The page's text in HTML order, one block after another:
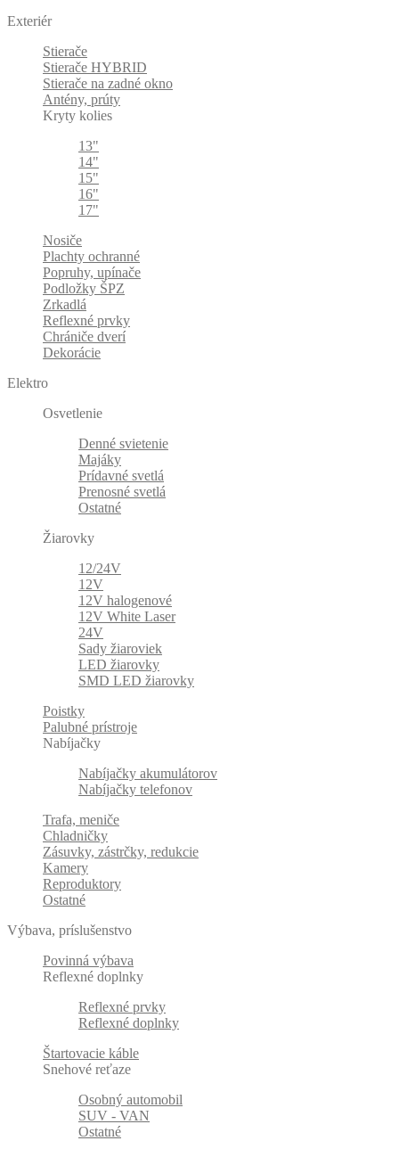
Exteriér
Stierače
Stierače HYBRID
Stierače na zadné okno
Antény, prúty
Kryty kolies
13"
14"
15"
16"
17"
Nosiče
Plachty ochranné
Popruhy, upínače
Podložky ŠPZ
Zrkadlá
Reflexné prvky
Chrániče dverí
Dekorácie
Elektro
Osvetlenie
Denné svietenie
Majáky
Prídavné svetlá
Prenosné svetlá
Ostatné
Žiarovky
12/24V
12V
12V halogenové
12V White Laser
24V
Sady žiaroviek
LED žiarovky
SMD LED žiarovky
Poistky
Palubné prístroje
Nabíjačky
Nabíjačky akumulátorov
Nabíjačky telefonov
Trafa, meniče
Chladničky
Zásuvky, zástrčky, redukcie
Kamery
Reproduktory
Ostatné
Výbava, príslušenstvo
Povinná výbava
Reflexné doplnky
Reflexné prvky
Reflexné doplnky
Štartovacie káble
Snehové reťaze
Osobný automobil
SUV - VAN
Ostatné